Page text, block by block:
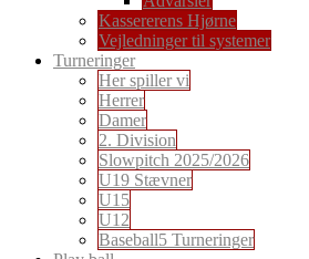
Kassererens Hjørne
Vejledninger til systemer
Turneringer
Her spiller vi
Herrer
Damer
2. Division
Slowpitch 2025/2026
U19 Stævner
U15
U12
Baseball5 Turneringer